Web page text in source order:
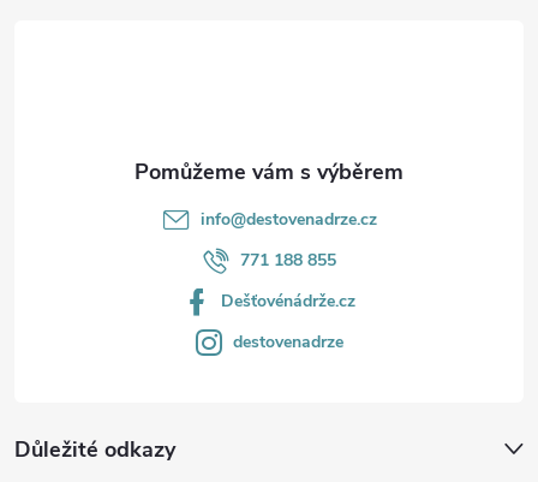
Důležité odkazy
info@destovenadrze.cz
771 188 855
Dešťovénádrže.cz
destovenadrze